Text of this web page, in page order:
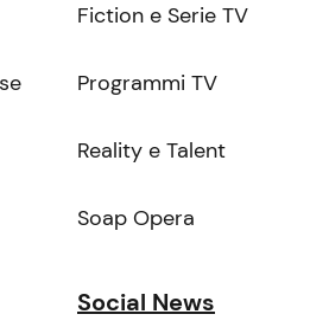
Fiction e Serie TV
Programmi TV
Reality e Talent
Soap Opera
Social News